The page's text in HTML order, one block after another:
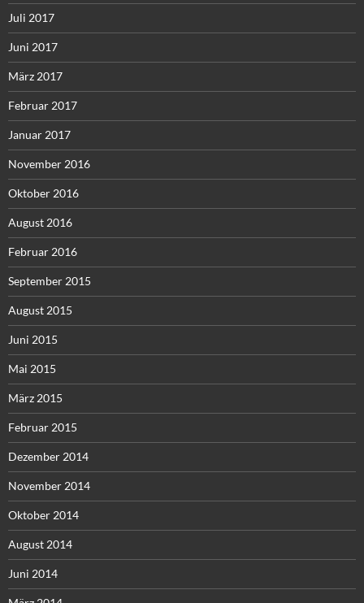
Juli 2017
Juni 2017
März 2017
Februar 2017
Januar 2017
November 2016
Oktober 2016
August 2016
Februar 2016
September 2015
August 2015
Juni 2015
Mai 2015
März 2015
Februar 2015
Dezember 2014
November 2014
Oktober 2014
August 2014
Juni 2014